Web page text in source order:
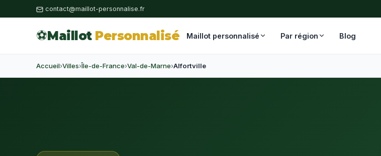
contact@maillot-personnalise.fr
⚽Maillot Personnalisé Maillot personnalisé Par région Blog
Accueil›Villes›Île-de-France›Val-de-Marne›Alfortville